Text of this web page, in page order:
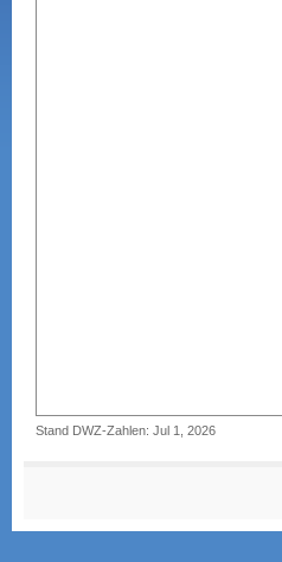
Stand DWZ-Zahlen: Jul 1, 2026